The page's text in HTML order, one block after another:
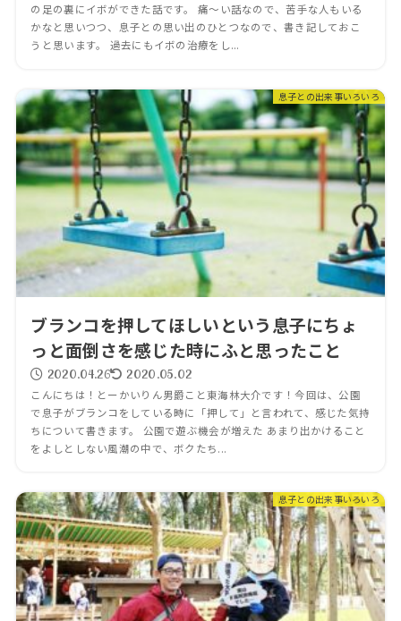
の足の裏にイボができた話です。 痛～い話なので、苦手な人もいる
かなと思いつつ、息子との思い出のひとつなので、書き記しておこ
うと思います。 過去にもイボの治療をし...
息子との出来事いろいろ
ブランコを押してほしいという息子にちょ
っと面倒さを感じた時にふと思ったこと
2020.04.26 2020.05.02
こんにちは！とーかいりん男爵こと東海林大介です！今回は、公園
で息子がブランコをしている時に「押して」と言われて、感じた気持
ちについて書きます。 公園で遊ぶ機会が増えた あまり出かけること
をよしとしない風潮の中で、ボクたち...
息子との出来事いろいろ